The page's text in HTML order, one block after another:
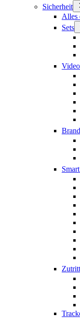
Sicherheit
Alles
Sets